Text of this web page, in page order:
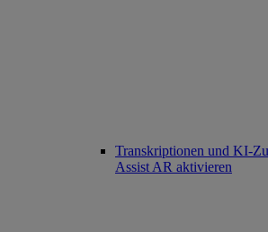
Transkriptionen und KI-
Assist AR aktivieren